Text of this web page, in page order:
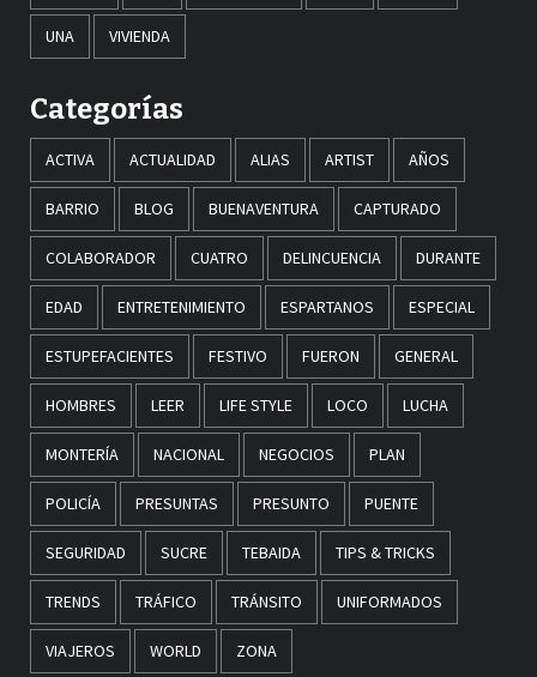
UNA VIVIENDA
Categorías
ACTIVA ACTUALIDAD ALIAS ARTIST AÑOS
BARRIO BLOG BUENAVENTURA CAPTURADO
COLABORADOR CUATRO DELINCUENCIA DURANTE
EDAD ENTRETENIMIENTO ESPARTANOS ESPECIAL
ESTUPEFACIENTES FESTIVO FUERON GENERAL
HOMBRES LEER LIFE STYLE LOCO LUCHA
MONTERÍA NACIONAL NEGOCIOS PLAN
POLICÍA PRESUNTAS PRESUNTO PUENTE
SEGURIDAD SUCRE TEBAIDA TIPS & TRICKS
TRENDS TRÁFICO TRÁNSITO UNIFORMADOS
VIAJEROS WORLD ZONA